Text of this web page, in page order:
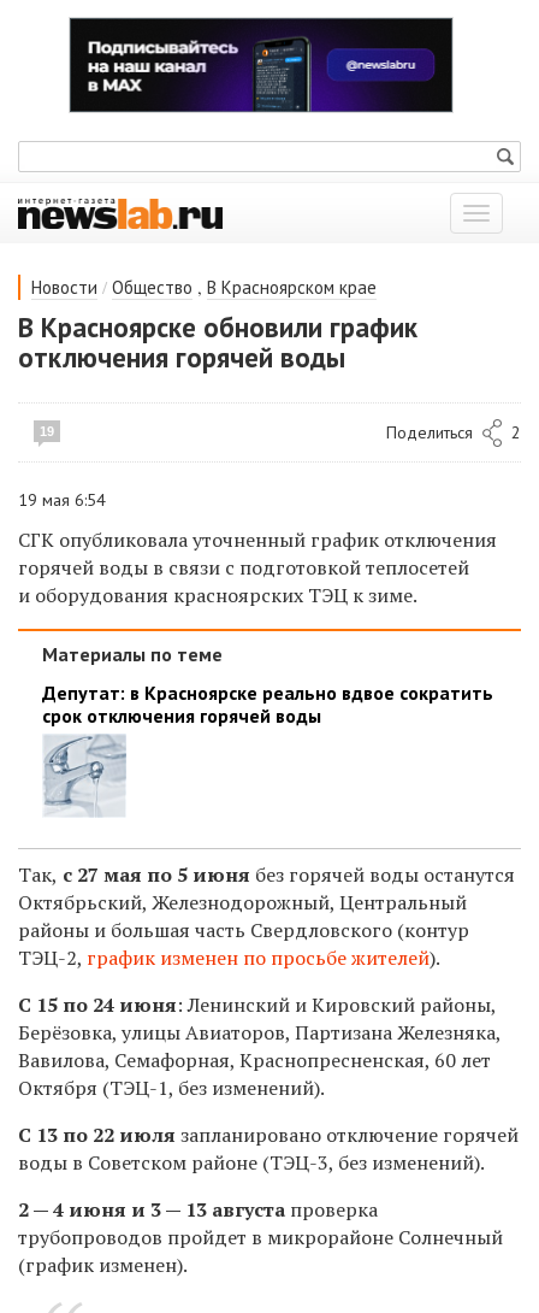
Показать
меню
Новости / Общество , В Красноярском крае
В Красноярске обновили график
отключения горячей воды
19 Поделиться 2
19 мая 6:54
СГК опубликовала уточненный график отключения
горячей воды в связи с подготовкой теплосетей
и оборудования красноярских ТЭЦ к зиме.
Материалы по теме
Депутат: в Красноярске реально вдвое сократить
срок отключения горячей воды
Так, с 27 мая по 5 июня без горячей воды останутся
Октябрьский, Железнодорожный, Центральный
районы и большая часть Свердловского (контур
ТЭЦ-2, график изменен по просьбе жителей).
С 15 по 24 июня:Ленинский и Кировский районы,
Берёзовка, улицы Авиаторов, Партизана Железняка,
Вавилова, Семафорная, Краснопресненская, 60 лет
Октября (ТЭЦ-1, без изменений).
С 13 по 22 июля запланировано отключение горячей
воды в Советском районе (ТЭЦ-3, без изменений).
2 — 4 июня и 3 — 13 августа проверка
трубопроводов пройдет в микрорайоне Солнечный
(график изменен).